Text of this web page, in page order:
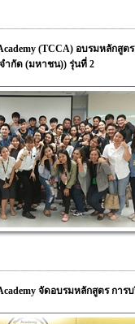
(TCCA) อบรมหลักสู
ำกัด (มหาชน)) รุ่นที่ 2
จัดอบรมหลักสูตร การ